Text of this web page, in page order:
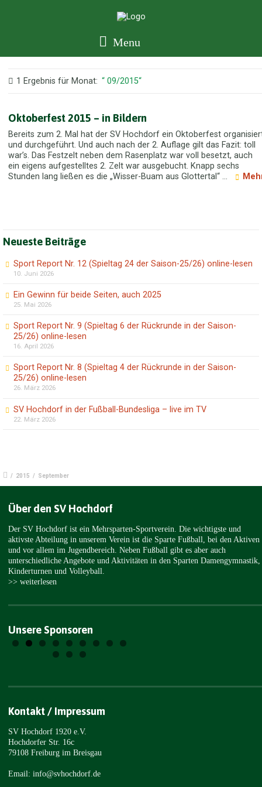
Menu
1 Ergebnis für Monat: 09/2015
Oktoberfest 2015 – in Bildern
Bereits zum 2. Mal hat der SV Hochdorf ein Oktoberfest
und durchgeführt. Und auch nach der 2. Auflage gilt das Fazit: toll
war’s. Das Festzelt neben dem Rasenplatz war voll besetzt, auch
ein eigens aufgestelltes 2. Zelt war ausgebucht. Knapp sechs
Stunden lang ließen es die „Wisser-Buam aus Glottertal“ ...
Neueste Beiträge
Sport Report Nr. 12 (Spieltag 24 der Saison-25/26) online-lesen
10. Juni 2026
Ein Gewinn für beide Seiten, auch 2025
25. Mai 2026
Sport Report Nr. 9 (Spieltag 6 der Rückrunde in der Saison-
25/26) online-lesen
16. April 2026
Sport Report Nr. 8 (Spieltag 4 der Rückrunde in der Saison-
25/26) online-lesen
26. März 2026
SV Hochdorf in der Fußball-Bundesliga – live im TV
22. März 2026
/ 2015 / September
Über den SV Hochdorf
Der SV Hochdorf ist ein Mehrsparten-Sportverein. Die wichtigste und
aktivste Abteilung in unserem Verein ist die Sparte Fußball, bei den Aktiven
und vor allem im Jugendbereich. Neben Fußball gibt es aber auch
unterschiedliche Angebote und Aktivitäten in den Sparten Damengymnastik,
Kinderturnen und Volleyball.
>> weiterlesen
Unsere Sponsoren
Kontakt / Impressum
SV Hochdorf 1920 e.V.
Hochdorfer Str. 16c
79108 Freiburg im Breisgau
Email: info@svhochdorf.de